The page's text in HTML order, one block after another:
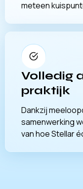
meteen
Volledig
praktijk
Dankzij
samenwerking
van hoe Stellar